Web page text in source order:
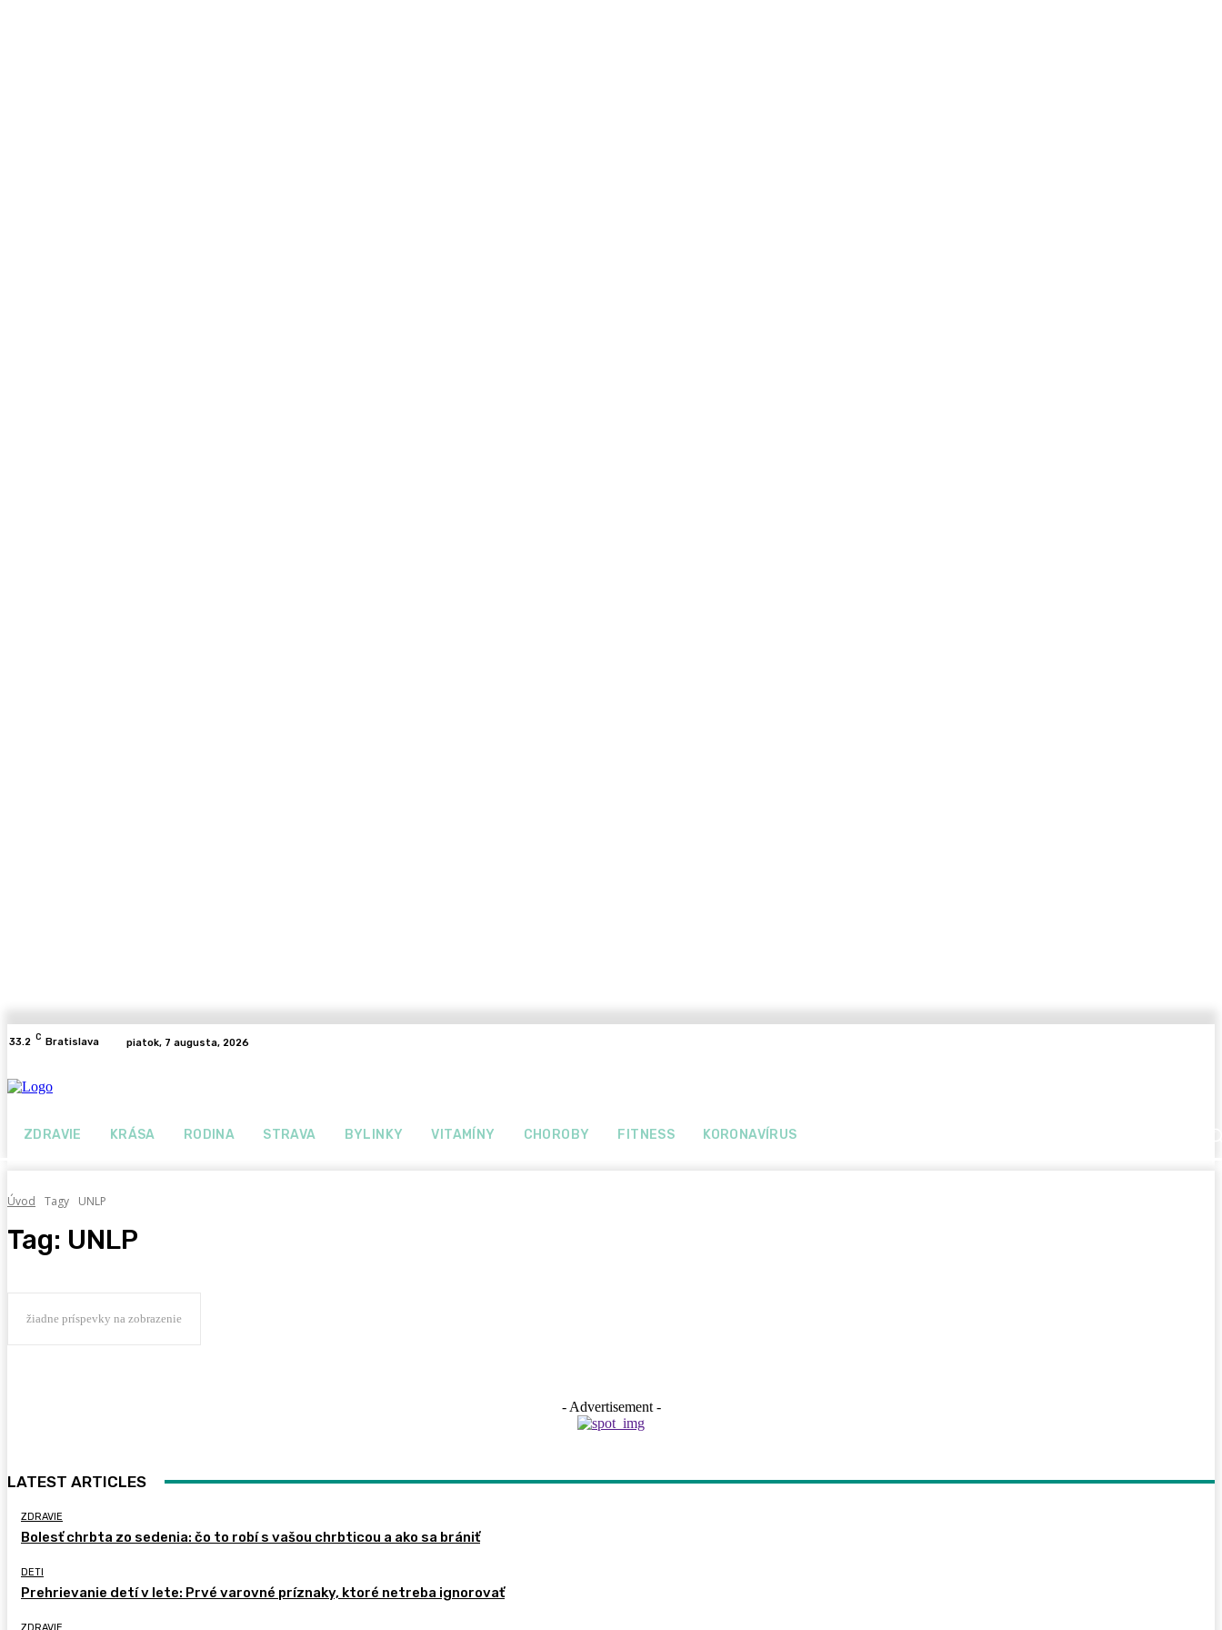
33.2 C Bratislava piatok, 7 augusta, 2026
ZDRAVIE KRÁSA RODINA STRAVA BYLINKY VITAMÍNY CHOROBY FITNESS KORONAVÍRUS
Úvod Tagy UNLP
Tag: UNLP
žiadne príspevky na zobrazenie
- Advertisement -
LATEST ARTICLES
ZDRAVIE
Bolesť chrbta zo sedenia: čo to robí s vašou chrbticou a ako sa brániť
DETI
Prehrievanie detí v lete: Prvé varovné príznaky, ktoré netreba ignorovať